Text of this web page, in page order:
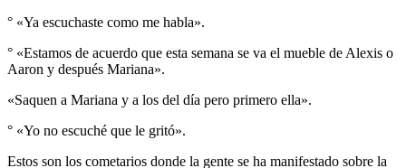
° «Ya escuchaste como me habla».
° «Estamos de acuerdo que esta semana se va el mueble de Alexis o
Aaron y después Mariana».
«Saquen a Mariana y a los del día pero primero ella».
° «Yo no escuché que le gritó».
Estos son los cometarios donde la gente se ha manifestado sobre la